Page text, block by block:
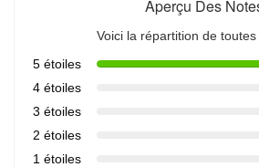
Aperçu Des
Voici la répartition de
5 étoiles
4 étoiles
3 étoiles
2 étoiles
1 étoiles